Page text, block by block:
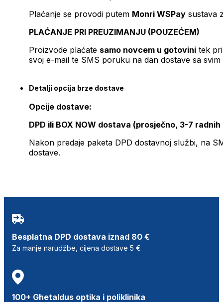
Plaćanje se provodi putem Monri WSPay sustava
PLAĆANJE PRI PREUZIMANJU (POUZEĆEM)
Proizvode plaćate samo novcem u gotovini tek
svoj e-mail te SMS poruku na dan dostave sa svim
Detalji opcija brze dostave
Opcije dostave:
DPD ili BOX NOW dostava (prosječno, 3-7 radnih
Nakon predaje paketa DPD dostavnoj službi, na
dostave.
Besplatna DPD dostava iznad 80 €
Za manje narudžbe, cijena dostave 5 €
100+ Ghetaldus optika i poliklinika